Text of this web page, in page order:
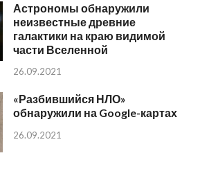
Астрономы обнаружили
неизвестные древние
галактики на краю видимой
части Вселенной
26.09.2021
«Разбившийся НЛО»
обнаружили на Google-картах
26.09.2021